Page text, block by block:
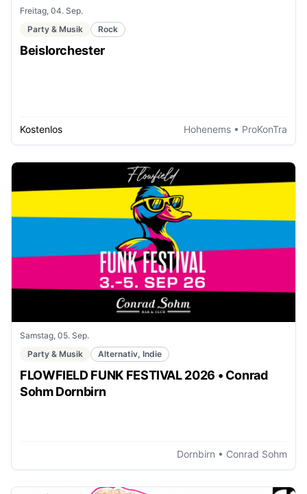
Freitag, 04. Sep.
Party & Musik
Rock
Beislorchester
Kostenlos Hohenems • ProKonTra
Samstag, 05. Sep.
Party & Musik
Alternativ, Indie
FLOWFIELD FUNK FESTIVAL 2026 • Conrad
Sohm Dornbirn
Dornbirn • Conrad Sohm